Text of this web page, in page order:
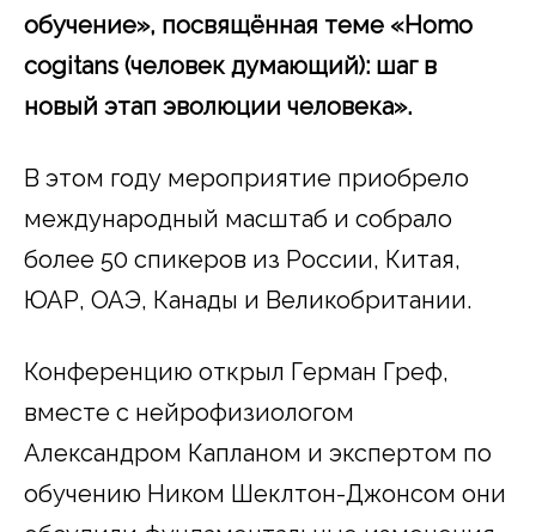
обучение», посвящённая теме «Homo
cogitans (человек думающий): шаг в
новый этап эволюции человека».
В этом году мероприятие приобрело
международный масштаб и собрало
более 50 спикеров из России, Китая,
ЮАР, ОАЭ, Канады и Великобритании.
Конференцию открыл Герман Греф,
вместе с нейрофизиологом
Александром Капланом и экспертом по
обучению Ником Шеклтон-Джонсом они